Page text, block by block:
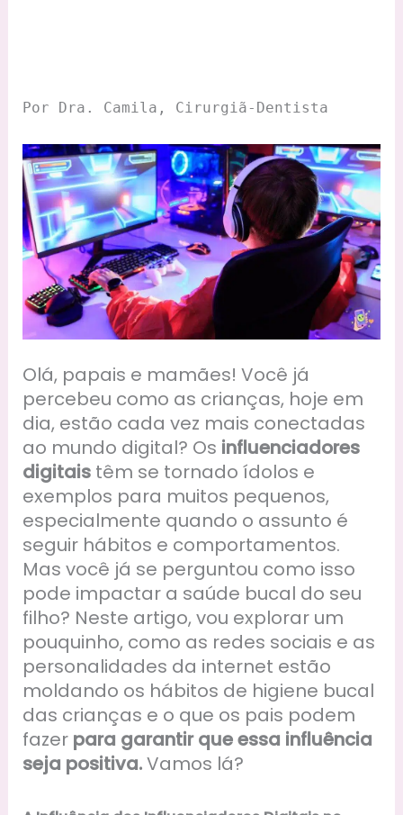
Por Dra. Camila, Cirurgiã-Dentista
Olá, papais e mamães! Você já
percebeu como as crianças, hoje em
dia, estão cada vez mais conectadas
ao mundo digital? Os influenciadores
digitais têm se tornado ídolos e
exemplos para muitos pequenos,
especialmente quando o assunto é
seguir hábitos e comportamentos.
Mas você já se perguntou como isso
pode impactar a saúde bucal do seu
filho? Neste artigo, vou explorar um
pouquinho, como as redes sociais e as
personalidades da internet estão
moldando os hábitos de higiene bucal
das crianças e o que os pais podem
fazer para garantir que essa influência
seja positiva.Vamos lá?